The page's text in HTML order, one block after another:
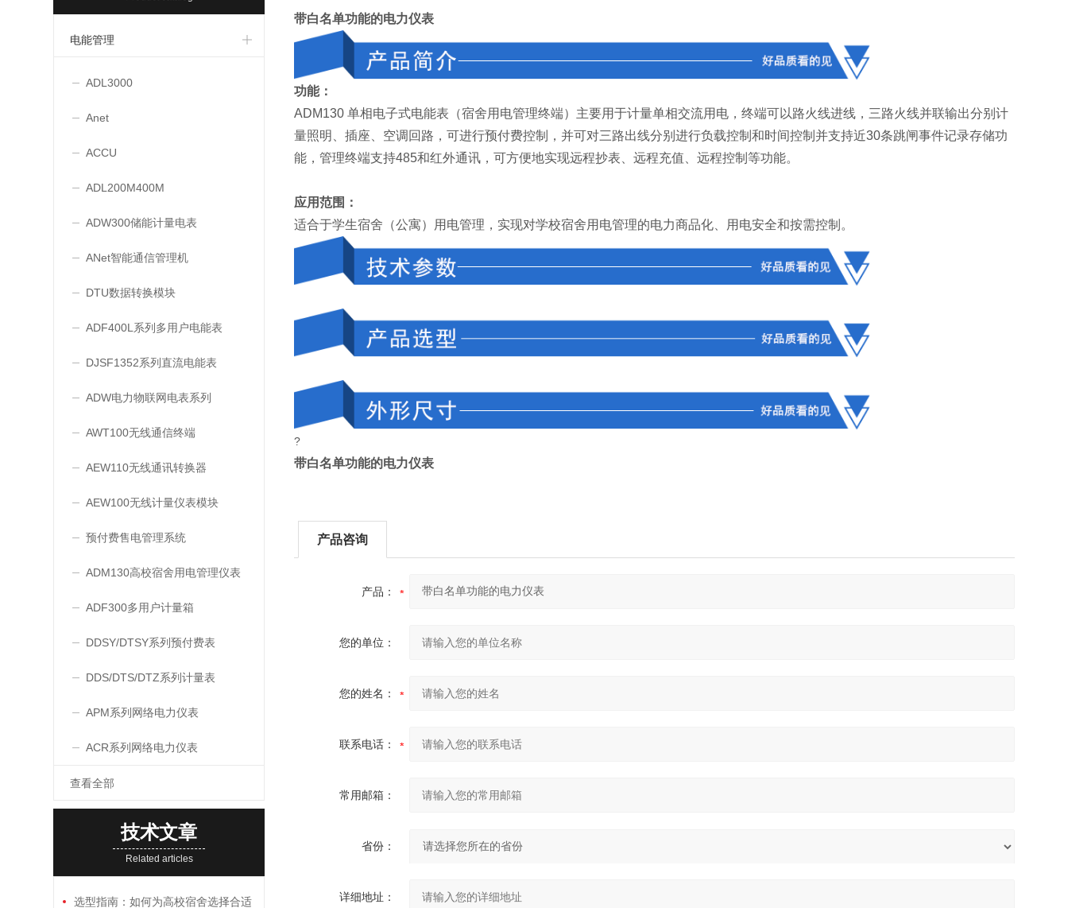
电能管理
ADL3000
Anet
ACCU
ADL200M400M
ADW300储能计量电表
ANet智能通信管理机
DTU数据转换模块
ADF400L系列多用户电能表
DJSF1352系列直流电能表
ADW电力物联网电表系列
AWT100无线通信终端
AEW110无线通讯转换器
AEW100无线计量仪表模块
预付费售电管理系统
ADM130高校宿舍用电管理仪表
ADF300多用户计量箱
DDSY/DTSY系列预付费表
DDS/DTS/DTZ系列计量表
APM系列网络电力仪表
ACR系列网络电力仪表
查看全部
技术文章
Related articles
选型指南：如何为高校宿舍选择合适
带白名单功能的电力仪表
功能：
ADM130 单相电子式电能表（宿舍用电管理终端）主要用于计量单相交流用电，终端可以路火线进线，三路火线并联输出分别计
量照明、插座、空调回路，可进行预付费控制，并可对三路出线分别进行负载控制和时间控制并支持近30条跳闸事件记录存储功
能，管理终端支持485和红外通讯，可方便地实现远程抄表、远程充值、远程控制等功能。
应用范围：
适合于学生宿舍（公寓）用电管理，实现对学校宿舍用电管理的电力商品化、用电安全和按需控制。
?
带白名单功能的电力仪表
产品咨询
产品：
您的单位：
您的姓名：
联系电话：
常用邮箱：
省份：
详细地址：